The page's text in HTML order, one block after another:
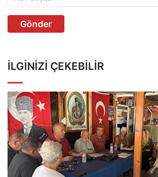
Gönder
İLGINIZI ÇEKEBILIR